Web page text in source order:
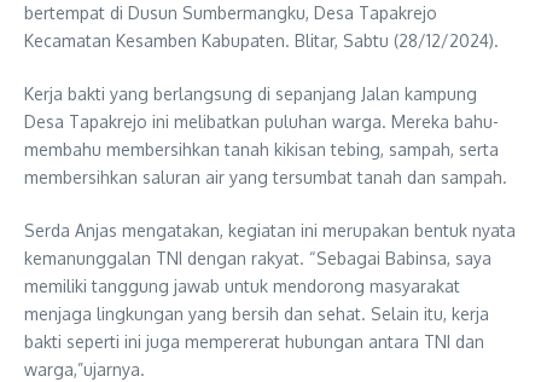
bertempat di Dusun Sumbermangku, Desa Tapakrejo
Kecamatan Kesamben Kabupaten. Blitar, Sabtu (28/12/2024).
Kerja bakti yang berlangsung di sepanjang Jalan kampung
Desa Tapakrejo ini melibatkan puluhan warga. Mereka bahu-
membahu membersihkan tanah kikisan tebing, sampah, serta
membersihkan saluran air yang tersumbat tanah dan sampah.
Serda Anjas mengatakan, kegiatan ini merupakan bentuk nyata
kemanunggalan TNI dengan rakyat. “Sebagai Babinsa, saya
memiliki tanggung jawab untuk mendorong masyarakat
menjaga lingkungan yang bersih dan sehat. Selain itu, kerja
bakti seperti ini juga mempererat hubungan antara TNI dan
warga,”ujarnya.